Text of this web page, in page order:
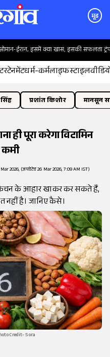
मूड
इसमें क्या खास; इसकी सफलता ट्रंप पर
धर्म-कर्मलाइफस्टाइल
प्रशांत किशोर मानसून
ही पूरा करेगा विटामिन
2026, (अपडेटेड 26 Mar 2026, 7:09 AM IST)
के आहार खाकर कर सकते हैं,
है। जानिए कैसे।
Credit- Sora